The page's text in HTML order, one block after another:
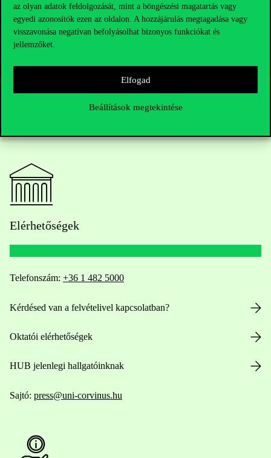
az olyan adatok feldolgozását, mint a böngészési magatartás vagy
egyedi azonosítók ezen az oldalon. A hozzájárulás megtagadása vagy
visszavonása negatívan befolyásolhat bizonyos funkciókat és
jellemzőket.
Elfogad
Beállítások megtekintése
BiodivNBS felhívás végső eredményeit 2024 novemberében
fogják közzétenni
, ami a fenntartható energiatermelés és a
biodiverzitás megőrzésének jövője szempontjából fontos lépés
lesz Európában.
Elérhetőségek
Telefonszám: +36 1 482 5000
Kérdésed van a felvételivel kapcsolatban?
Oktatói elérhetőségek
HUB jelenlegi hallgatóinknak
Sajtó: press@uni-corvinus.hu